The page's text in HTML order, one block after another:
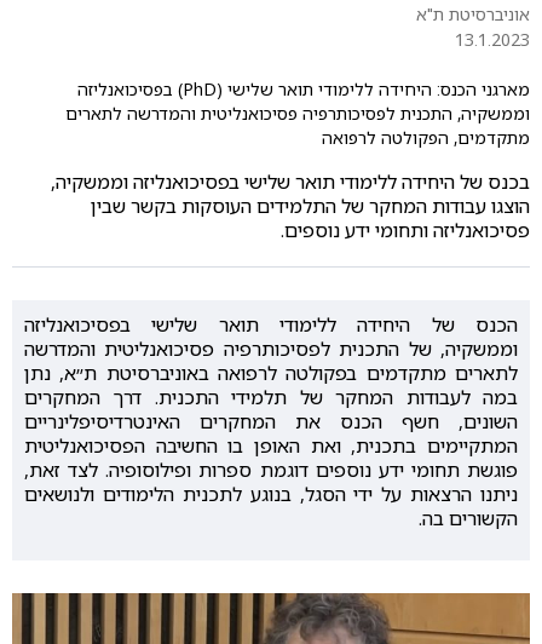
אוניברסיטת ת"א
13.1.2023
מארגני הכנס: היחידה ללימודי תואר שלישי (PhD) בפסיכואנליזה
וממשקיה, התכנית לפסיכותרפיה פסיכואנליטית והמדרשה לתארים
מתקדמים, הפקולטה לרפואה
בכנס של היחידה ללימודי תואר שלישי בפסיכואנליזה וממשקיה,
הוצגו עבודות המחקר של התלמידים העוסקות בקשר שבין
פסיכואנליזה ותחומי ידע נוספים.
הכנס של היחידה ללימודי תואר שלישי
בפסיכואנליזה
וממשקיה, של התכנית לפסיכותרפיה פסיכואנליטית והמדרשה
לתארים מתקדמים בפקולטה לרפואה באוניברסיטת ת״א, נתן
במהלעבודות המחקר של תלמידי התכנית. דרך המחקרים
השונים, חשף הכנס את המחקרים
האינטרדיסיפלינריים
המתקיימים בתכנית,ואת האופן בו החשיבה הפסיכואנליטית
פוגשת תחומי ידע נוספים דוגמת ספרות ופילוסופיה. לצד זאת,
ניתנו הרצאות על ידי הסגל, בנוגע לתכנית הלימודים ולנושאים
הקשורים בה.